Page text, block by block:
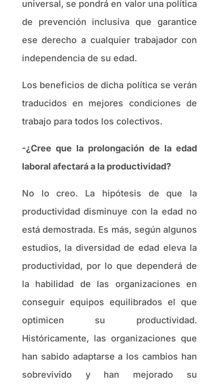
universal, se pondrá en valor una política
de prevención inclusiva que garantice
ese derecho a cualquier trabajador con
independencia de su edad.
Los beneficios de dicha política se verán
traducidos en mejores condiciones de
trabajo para todos los colectivos.
-¿Cree que la prolongación de la edad
laboral afectará a la productividad?
No lo creo. La hipótesis de que la
productividad disminuye con la edad no
está demostrada. Es más, según algunos
estudios, la diversidad de edad eleva la
productividad, por lo que dependerá de
la habilidad de las organizaciones en
conseguir equipos equilibrados el que
optimicen su productividad.
Históricamente, las organizaciones que
han sabido adaptarse a los cambios han
sobrevivido y han mejorado su